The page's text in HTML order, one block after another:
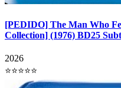
[PEDIDO] The Man Who
Collection] (1976) BD25
2026
⭐⭐⭐⭐⭐